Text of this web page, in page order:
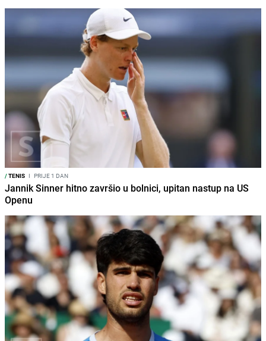
/TENIS I PRIJE 1 DAN
Jannik Sinner hitno završio u bolnici, upitan nastup na US
Openu